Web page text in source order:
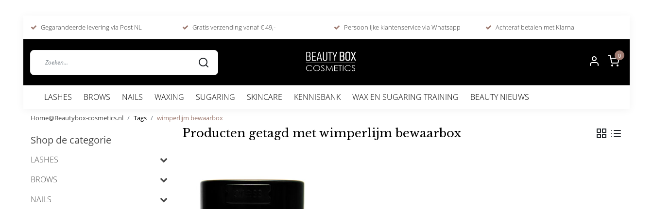
Gegarandeerde levering via Post NL Gratis verzending vanaf € 49,- Persoonlijke klantenservice via Whatsapp Achteraf betalen met Klarna
0
LASHES BROWS NAILS WAXING SUGARING SKINCARE KENNISBANK WAX EN SUGARING TRAINING BEAUTY NIEUWS
Home@Beautybox-cosmetics.nl Tags wimperlijm bewaarbox
Shop de categorie
LASHES
BROWS
NAILS
Producten getagd met wimperlijm bewaarbox